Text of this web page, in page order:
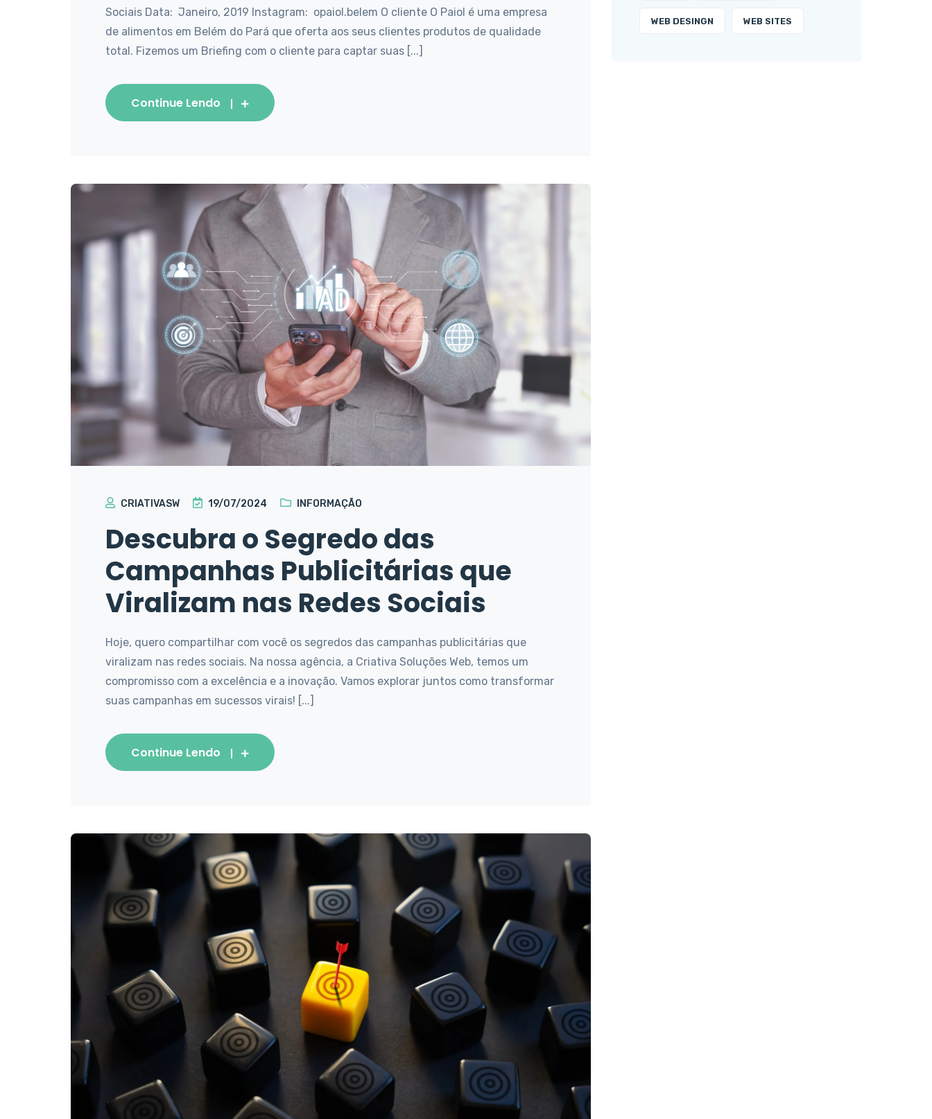
Sociais Data: Janeiro, 2019 Instagram: opaiol.belem O cliente O Paiol é uma empresa
de alimentos em Belém do Pará que oferta aos seus clientes produtos de qualidade
total. Fizemos um Briefing com o cliente para captar suas [...]
Continue Lendo
CRIATIVASW 19/07/2024 INFORMAÇÃO
Descubra o Segredo das
Campanhas Publicitárias que
Viralizam nas Redes Sociais
Hoje, quero compartilhar com você os segredos das campanhas publicitárias que
viralizam nas redes sociais. Na nossa agência, a Criativa Soluções Web, temos um
compromisso com a excelência e a inovação. Vamos explorar juntos como transformar
suas campanhas em sucessos virais! [...]
Continue Lendo
WEB DESINGN WEB SITES